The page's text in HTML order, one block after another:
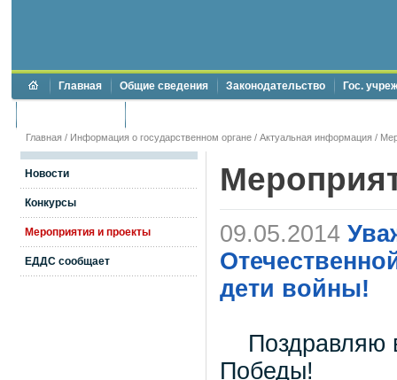
Главная Общие сведения Законодательство Гос.
Главная / Информация о государственном органе / Актуальная информация /
Новости
Конкурсы
Мероприятия и проекты
ЕДДС сообщает
09.05.2014
дети войны!
Поздравляю
Победы!